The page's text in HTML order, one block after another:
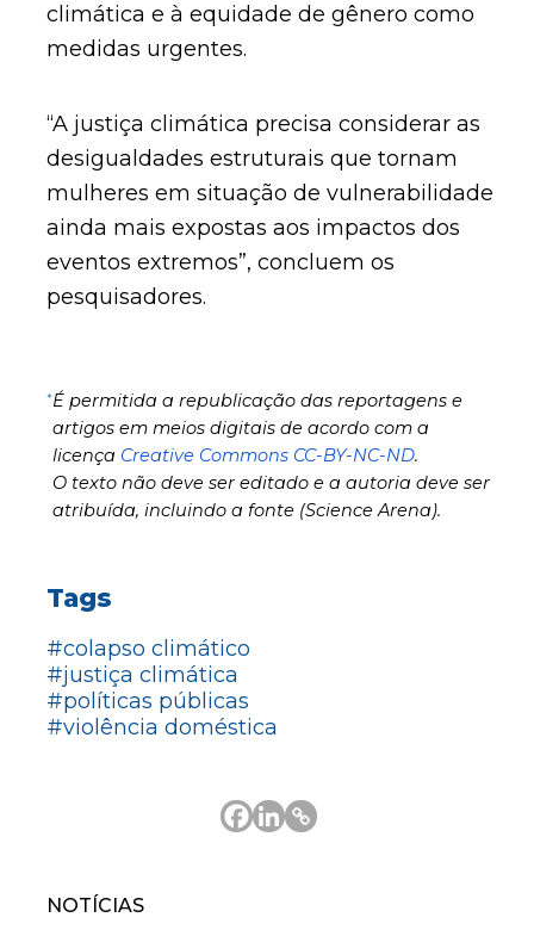
climática e à equidade de gênero como
medidas urgentes.
“A justiça climática precisa considerar as
desigualdades estruturais que tornam
mulheres em situação de vulnerabilidade
ainda mais expostas aos impactos dos
eventos extremos”, concluem os
pesquisadores.
*É permitida a republicação das reportagens e
artigos em meios digitais de acordo com a
licença Creative Commons CC-BY-NC-ND.
O texto não deve ser editado e a autoria deve ser
atribuída, incluindo a fonte (Science Arena).
Tags
#colapso climático
#justiça climática
#políticas públicas
#violência doméstica
NOTÍCIAS